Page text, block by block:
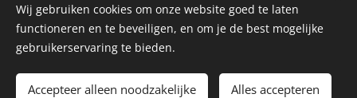
Wij gebruiken cookies om onze website goed te laten
functioneren en te beveiligen, en om je de best mogelijke
gebruikerservaring te bieden.
Accepteer alleen noodzakelijke Alles accepteren